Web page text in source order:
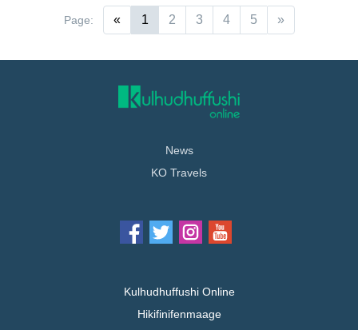
Page: « 1 2 3 4 5 »
News
KO Travels
Kulhudhuffushi Online
Hikifinifenmaage